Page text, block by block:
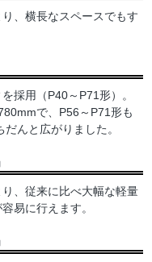
、横長なスペースでもす
採用（P40～P71形）。
で、P56～P71形も
んと広がりました。
、従来に比べ大幅な軽量
易に行えます。